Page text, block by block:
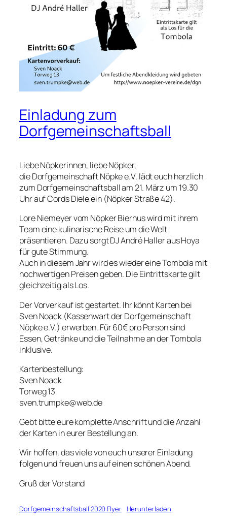
Einladung zum
Dorfgemeinschaftsball
Liebe Nöpkerinnen, liebe Nöpker,
die Dorfgemeinschaft Nöpke e.V. lädt euch herzlich
zum Dorfgemeinschaftsball am 21. März um 19.30
Uhr aufCords Dieleein (Nöpker Straße 42).
Lore Niemeyer vom Nöpker Bierhus wird mit ihrem
Team einekulinarische Reise um die Welt
präsentieren. Dazu sorgt DJ André Haller aus Hoya
für gute Stimmung.
Auch in diesem Jahr wird es wieder eine Tombola mit
hochwertigen Preisen geben. Die Eintrittskarte gilt
gleichzeitig als Los.
Der Vorverkauf ist gestartet. Ihr könnt Karten bei
Sven Noack (Kassenwart der Dorfgemeinschaft
Nöpke e.V.) erwerben. Für 60€ pro Person sind
Essen, Getränke und die Teilnahme an der Tombola
inklusive.
Kartenbestellung:
Sven Noack
Torweg 13
sven.trumpke@web.de
Gebt bitte eure komplette Anschrift und die Anzahl
der Karten in eurer Bestellung an.
Wir hoffen, das viele von euch unserer Einladung
folgen und freuen uns auf einen schönen Abend.
Gruß der Vorstand
Dorfgemeinschaftsball 2020 Flyer Herunterladen